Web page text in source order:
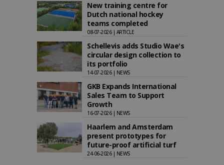
New training centre for
Dutch national hockey
teams completed
08-07-2026 | ARTICLE
Schellevis adds Studio Wae's
circular design collection to
its portfolio
14-07-2026 | NEWS
GKB Expands International
Sales Team to Support
Growth
16-07-2026 | NEWS
Haarlem and Amsterdam
present prototypes for
future-proof artificial turf
24-06-2026 | NEWS